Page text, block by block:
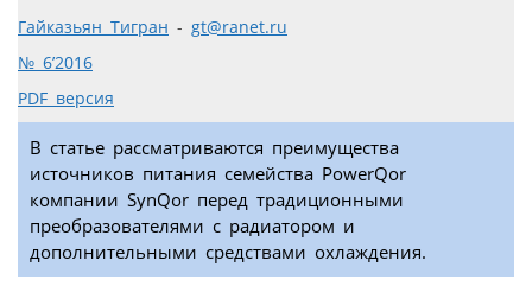
Гайказьян Тигран - gt@ranet.ru
№ 6’2016
PDF версия
В статье рассматриваются преимущества
источников питания семейства PowerQor
компании SynQor перед традиционными
преобразователями с радиатором и
дополнительными средствами охлаждения.